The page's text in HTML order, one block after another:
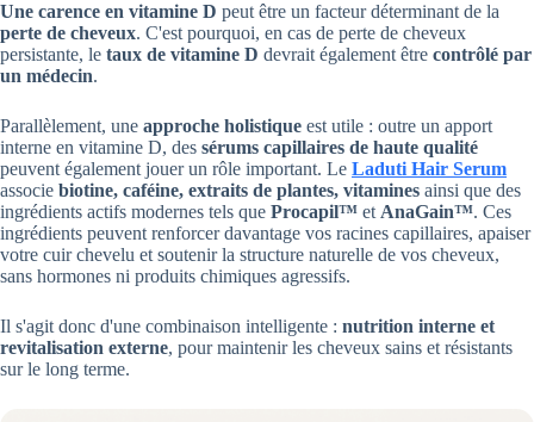
Une carence en vitamine D peut être un facteur déterminant de la
perte de cheveux. C'est pourquoi, en cas de perte de cheveux
persistante, le taux de vitamine D devrait également être contrôlé par
un médecin.
Parallèlement, une approche holistique est utile : outre un apport
interne en vitamine D, des sérums capillaires de haute qualité
peuvent également jouer un rôle important. Le Laduti Hair Serum
associe biotine, caféine, extraits de plantes, vitamines ainsi que des
ingrédients actifs modernes tels que Procapil™ etAnaGain™. Ces
ingrédients peuvent renforcer davantage vos racines capillaires, apaiser
votre cuir chevelu et soutenir la structure naturelle de vos cheveux,
sans hormones ni produits chimiques agressifs.
Il s'agit donc d'une combinaison intelligente : nutrition interne et
revitalisation externe, pour maintenir les cheveux sains et résistants
sur le long terme.